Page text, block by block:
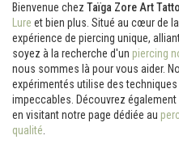
Bienvenue chez Taïga Zore Art
Lure et bien plus. Situé au cœur de
expérience de piercing unique,
soyez à la recherche d'un piercing
nous sommes là pour vous aider.
expérimentés utilise des
impeccables. Découvrez
en visitant notre page dédiée au
qualité